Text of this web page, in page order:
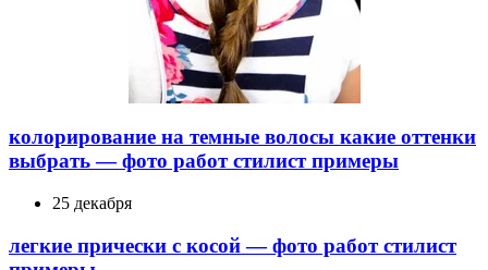
колорирование на темные волосы какие оттенки
выбрать — фото работ стилист примеры
25 декабря
легкие прически с косой — фото работ стилист